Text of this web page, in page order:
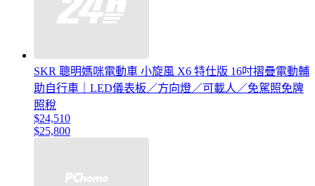
SKR 聰明媽咪電動車 小旋風 X6 特仕版 16吋摺疊電動輔
助自行車｜LED儀表板／方向燈／可載人／免駕照免牌
照稅
$24,510
$25,800